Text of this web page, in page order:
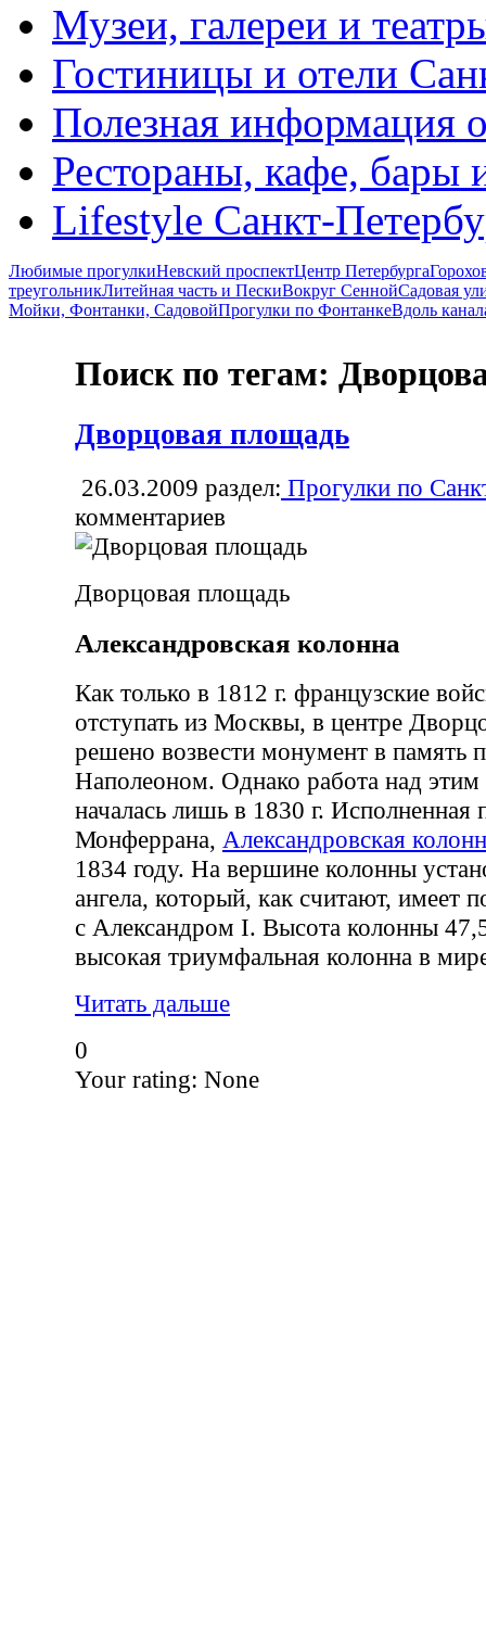
Музеи, галереи и
Гостиницы и отели
Полезная информация
Рестораны, кафе, бары
Lifestyle Санкт-
Любимые прогулкиНевский проспектЦентр Петербурга
треугольникЛитейная часть и ПескиВокруг СеннойСадовая
Мойки, Фонтанки, СадовойПрогулки по ФонтанкеВдоль
Поиск по тегам:
Дворцовая площадь
26.03.2009 раздел: Прогулки по
комментариев
Дворцовая площадь
Александровская колонна
Как только в 1812 г. французские
отступать из Москвы, в центре
решено возвести монумент в память
Наполеоном. Однако работа над
началась лишь в 1830 г. Исполненная
Монферрана, Александровская
1834 году. На вершине колонны
ангела, который, как считают, имеет
с Александром I. Высота колонны
высокая триумфальная колонна в
Читать дальше
0
Your rating: None